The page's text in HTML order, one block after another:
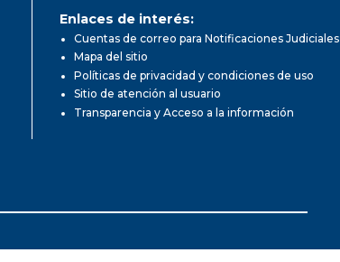
Enlaces de interés:
Cuentas de correo para Notificaciones Judiciales
Mapa del sitio
Políticas de privacidad y condiciones de uso
Sitio de atención al usuario
Transparencia y Acceso a la información